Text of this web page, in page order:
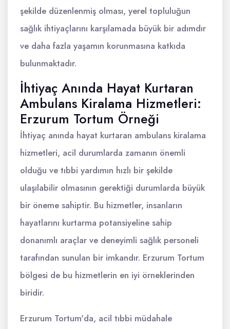
şekilde düzenlenmiş olması, yerel topluluğun
sağlık ihtiyaçlarını karşılamada büyük bir adımdır
ve daha fazla yaşamın korunmasına katkıda
bulunmaktadır.
İhtiyaç Anında Hayat Kurtaran
Ambulans Kiralama Hizmetleri:
Erzurum Tortum Örneği
İhtiyaç anında hayat kurtaran ambulans kiralama
hizmetleri, acil durumlarda zamanın önemli
olduğu ve tıbbi yardımın hızlı bir şekilde
ulaşılabilir olmasının gerektiği durumlarda büyük
bir öneme sahiptir. Bu hizmetler, insanların
hayatlarını kurtarma potansiyeline sahip
donanımlı araçlar ve deneyimli sağlık personeli
tarafından sunulan bir imkandır. Erzurum Tortum
bölgesi de bu hizmetlerin en iyi örneklerinden
biridir.
Erzurum Tortum'da, acil tıbbi müdahale